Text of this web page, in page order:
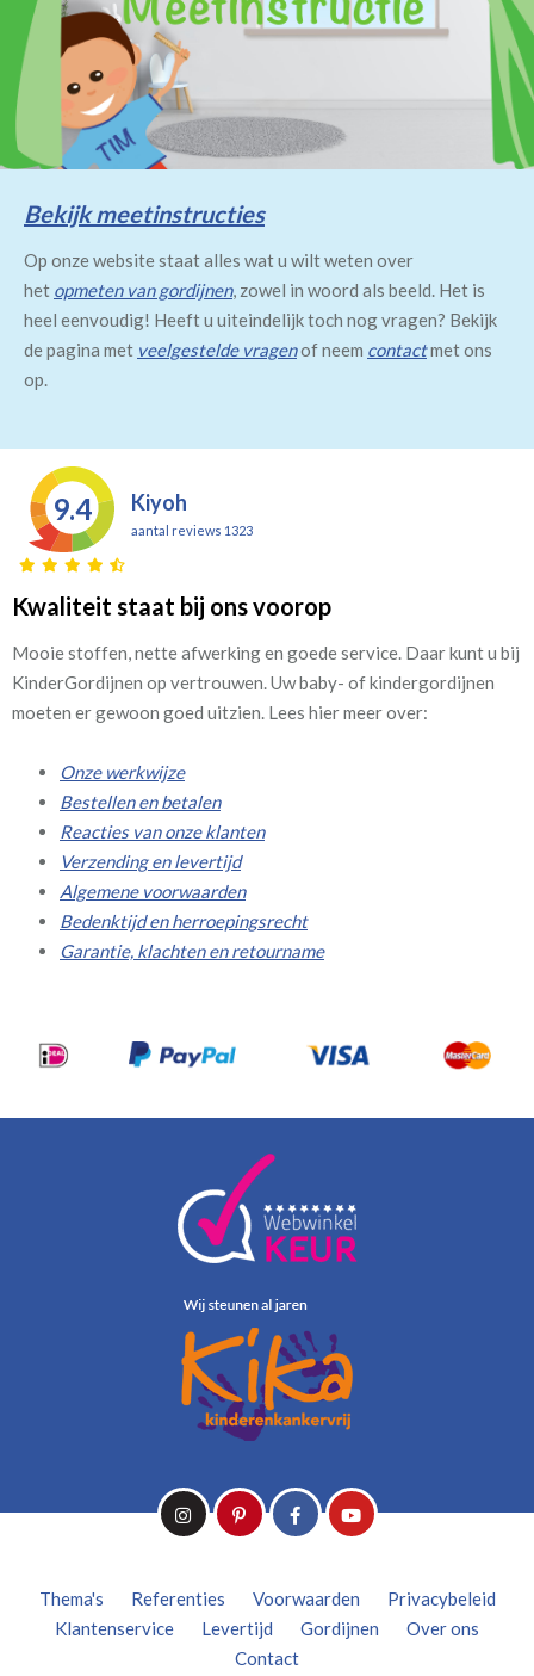
Bekijk meetinstructies
Op onze website staat alles wat u wilt weten over
het opmeten van gordijnen, zowel in woord als beeld. Het is
heel eenvoudig! Heeft u uiteindelijk toch nog vragen? Bekijk
de pagina met veelgestelde vragenof neem contactmet ons
op.
9.4 Kiyoh
aantal reviews 1323
Kwaliteit staat bij ons voorop
Mooie stoffen, nette afwerking en goede service. Daar kunt u bij
KinderGordijnen op vertrouwen. Uw baby- of kindergordijnen
moeten er gewoon goed uitzien. Lees hier meer over:
Onze werkwijze
Bestellen en betalen
Reacties van onze klanten
Verzending en levertijd
Algemene voorwaarden
Bedenktijd en herroepingsrecht
Garantie, klachten en retourname
Thema's Referenties Voorwaarden
Privacybeleid
Klantenservice
Levertijd Gordijnen
Over ons
Contact